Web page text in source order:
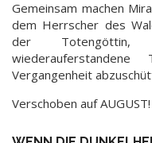
Gemeinsam machen
dem Herrscher des
der Totengöttin,
Vergangenheit
Verschoben auf AUGUST!